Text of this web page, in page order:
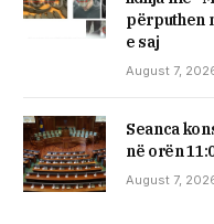
përputhen
e saj
August 7,
Seanca
në orën
August 7,